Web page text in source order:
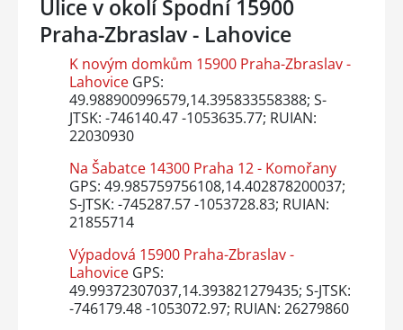
Ulice v okolí Spodní 15900
Praha-Zbraslav - Lahovice
K novým domkům 15900 Praha-Zbraslav -
LahoviceGPS:
49.988900996579,14.395833558388; S-
JTSK: -746140.47 -1053635.77; RUIAN:
22030930
Na Šabatce 14300 Praha 12 - Komořany
GPS: 49.985759756108,14.402878200037;
S-JTSK: -745287.57 -1053728.83; RUIAN:
21855714
Výpadová 15900 Praha-Zbraslav -
LahoviceGPS:
49.99372307037,14.393821279435; S-JTSK:
-746179.48 -1053072.97; RUIAN: 26279860